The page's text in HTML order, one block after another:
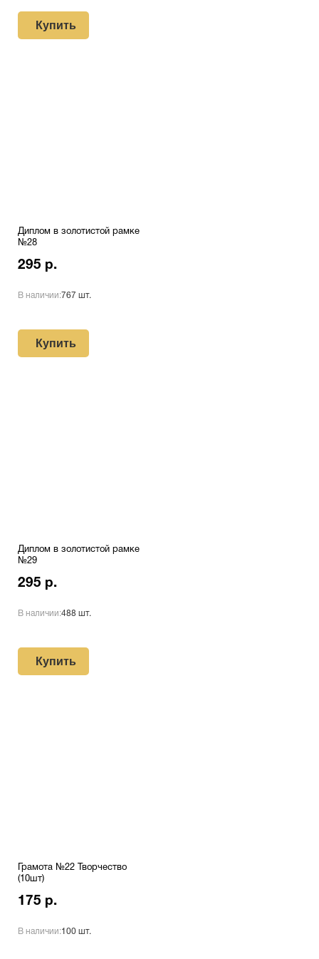
Купить
Диплом в золотистой рамке
№28
295 р.
В наличии:767 шт.
Купить
Диплом в золотистой рамке
№29
295 р.
В наличии:488 шт.
Купить
Грамота №22 Творчество
(10шт)
175 р.
В наличии:100 шт.